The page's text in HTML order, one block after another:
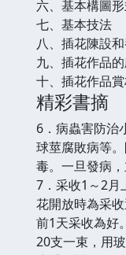
六、基本構圖
七、基本技法
八、插花陳設
九、插花作品
十、插花作品
精彩書摘
6．病蟲害防治
球莖腐敗病等
毒。一旦發病
7．采收1～2月
花開放時為采
前1天采收為好
20支一束，用